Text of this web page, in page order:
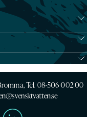
Tel. 08-506 002 00